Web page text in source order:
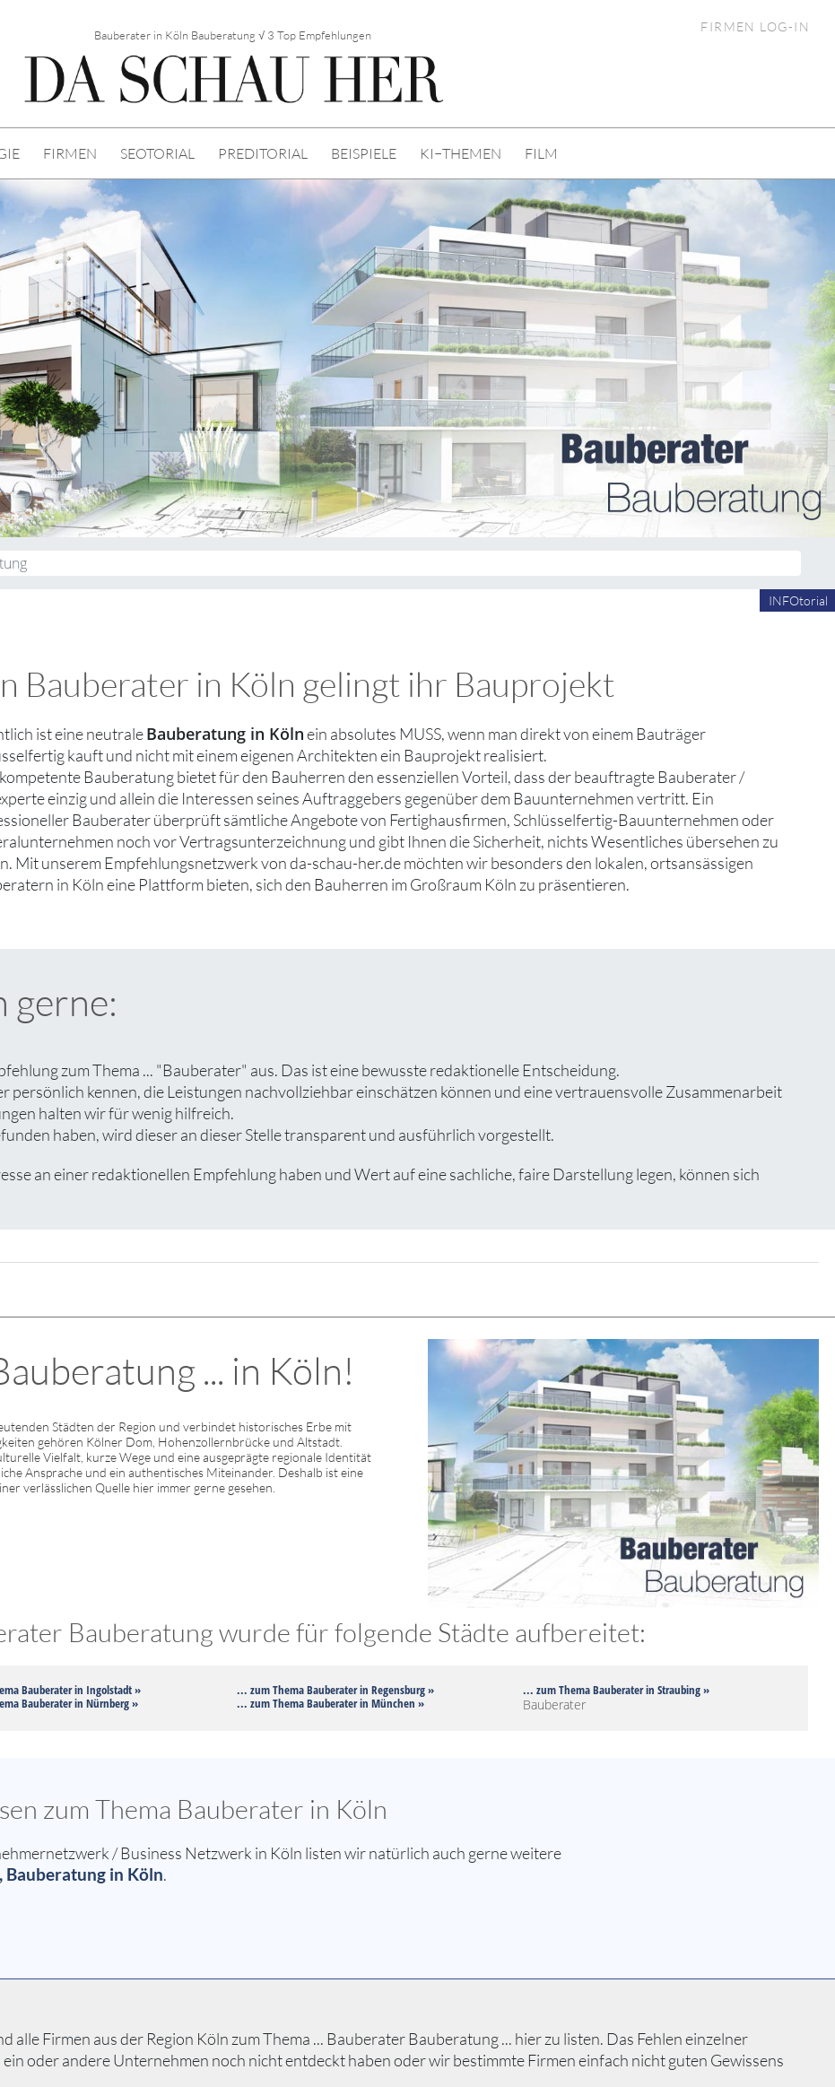
Bauberater in Köln Bauberatung √ 3 Top Empfehlungen
FIRMEN LOG-IN
FIRMEN SEOTORIAL PREDITORIAL BEISPIELE KI−THEMEN FILM
INFOtorial
Bauberater in Köln gelingt ihr Bauprojekt
ist eine neutraleBauberatung in Kölnein absolutes MUSS, wenn man direkt von einem Bauträger
kauft und nicht mit einem eigenen Architekten ein Bauprojekt realisiert.
Bauberatung bietet für den Bauherren den essenziellen Vorteil, dass der beauftragte Bauberater /
einzig und allein die Interessen seines Auftraggebers gegenüber dem Bauunternehmen vertritt. Ein
Bauberater überprüft sämtliche Angebote von Fertighausfirmen, Schlüsselfertig-Bauunternehmen oder
noch vor Vertragsunterzeichnung und gibt Ihnen die Sicherheit, nichts Wesentliches übersehen zu
Mit unserem Empfehlungsnetzwerk von da-schau-her.de möchten wir besonders den lokalen, ortsansässigen
in Köln eine Plattform bieten, sich den Bauherren im Großraum Köln zu präsentieren.
gerne:
zum Thema ... "Bauberater" aus. Das ist eine bewusste redaktionelle Entscheidung.
kennen, die Leistungen nachvollziehbar einschätzen können und eine vertrauensvolle Zusammenarbeit
halten wir für wenig hilfreich.
haben, wird dieser an dieser Stelle transparent und ausführlich vorgestellt.
an einer redaktionellen Empfehlung haben und Wert auf eine sachliche, faire Darstellung legen, können sich
... in Köln!
Städten der Region und verbindet historisches Erbe mit
gehören Kölner Dom, Hohenzollernbrücke und Altstadt.
Vielfalt, kurze Wege und eine ausgeprägte regionale Identität
Ansprache und ein authentisches Miteinander. Deshalb ist eine
verlässlichen Quelle hier immer gerne gesehen.
Bauberatung wurde für folgende Städte aufbereitet:
Bauberater in Ingolstadt »
Bauberater in Nürnberg »
... zum Thema Bauberater in Regensburg »
... zum Thema Bauberater in München »
... zum Thema Bauberater in Straubing »
Bauberater
zum Thema Bauberater in Köln
/ Business Netzwerk in Köln listen wir natürlich auch gerne weitere
Bauberatung in Köln.
Firmen aus der Region Köln zum Thema ... Bauberater Bauberatung ... hier zu listen. Das Fehlen einzelner
oder andere Unternehmen noch nicht entdeckt haben oder wir bestimmte Firmen einfach nicht guten Gewissens